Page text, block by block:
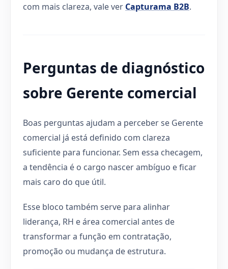
com mais clareza, vale ver Capturama B2B.
Perguntas de diagnóstico
sobre Gerente comercial
Boas perguntas ajudam a perceber se Gerente
comercial já está definido com clareza
suficiente para funcionar. Sem essa checagem,
a tendência é o cargo nascer ambíguo e ficar
mais caro do que útil.
Esse bloco também serve para alinhar
liderança, RH e área comercial antes de
transformar a função em contratação,
promoção ou mudança de estrutura.